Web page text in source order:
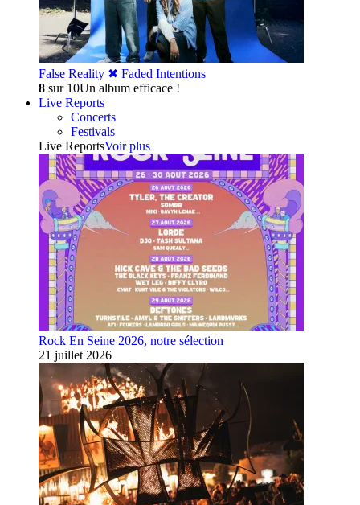
False Reality ✖︎ Faded Intentions
8 sur 10Un album efficace !
Live Reports
Concerts
Festivals
Live ReportsVoir plus
Rock En Seine 2026, notre sélection
21 juillet 2026